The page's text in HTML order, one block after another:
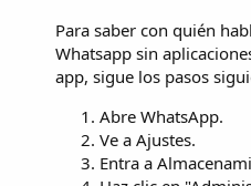
Para saber con quién
Whatsapp sin
app, sigue los pasos
Abre WhatsApp.
Ve a Ajustes.
Entra a